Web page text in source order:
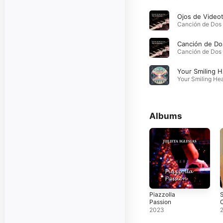
Albums
Piazzolla
Passion
2023